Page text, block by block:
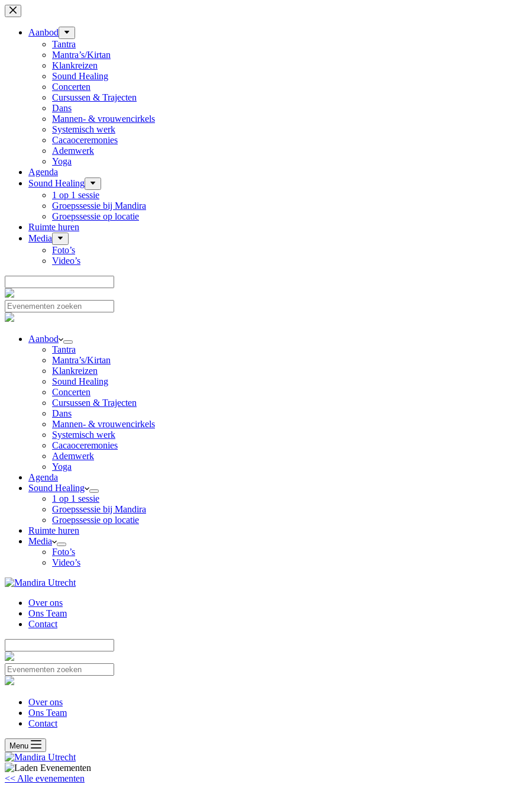
Ga
naar
Aanbod
Tantra
Mantra’s/Kirtan
Klankreizen
Sound Healing
Concerten
Cursussen & Trajecten
Dans
Mannen- & vrouwencirkels
Systemisch werk
Cacaoceremonies
Ademwerk
Yoga
Agenda
Sound Healing
1 op 1 sessie
Groepssessie bij Mandira
Groepssessie op locatie
Ruimte huren
Media
Foto’s
Video’s
Aanbod
Tantra
Mantra’s/Kirtan
Klankreizen
Sound Healing
Concerten
Cursussen & Trajecten
Dans
Mannen- & vrouwencirkels
Systemisch werk
Cacaoceremonies
Ademwerk
Yoga
Agenda
Sound Healing
1 op 1 sessie
Groepssessie bij Mandira
Groepssessie op locatie
Ruimte huren
Media
Foto’s
Video’s
Over ons
Ons Team
Contact
Over ons
Ons Team
Contact
Menu
<< Alle evenementen